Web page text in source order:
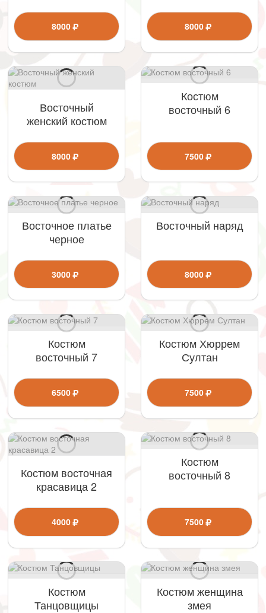
8000 8000
Восточный
женский костюм
8000
Костюм
восточный 6
7500
Восточное платье
черное
3000
Восточный наряд
8000
Костюм
восточный 7
6500
Костюм Хюррем
Султан
7500
Костюм восточная
красавица 2
4000
Костюм
восточный 8
7500
Костюм
Танцовщицы
Костюм женщина
змея